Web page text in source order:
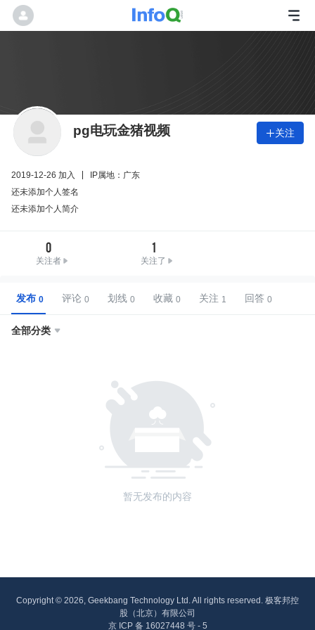
pg电玩金猪视频 关注
2019-12-26 加入
IP属地：广东
还未添加个人签名
还未添加个人简介
0
关注者
1
关注了
发布 评论 划线 收藏 关注 回答
全部分类 
暂无发布的内容
Copyright © 2026, Geekbang Technology Ltd. All rights reserved. 极客邦控
股（北京）有限公司
京 ICP 备 16027448 号 - 5